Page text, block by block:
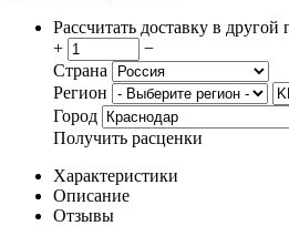
Рассчитать доставку в другой
+
−
Страна
Регион
Город
Получить расценки
Характеристики
Описание
Отзывы